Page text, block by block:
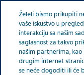
SRBIJA
Želeli bismo prikupiti
vaše iskustvo u
interakciju sa našim
saglasnost za takvo
našim partnerima,
drugim internet
se neće dogoditi ili će